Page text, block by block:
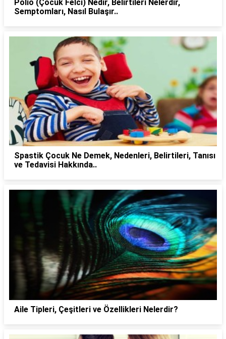
Polio (Çocuk Felci) Nedir, Belirtileri Nelerdir,
Semptomları, Nasıl Bulaşır..
Spastik Çocuk Ne Demek, Nedenleri, Belirtileri, Tanısı
ve Tedavisi Hakkında..
Aile Tipleri, Çeşitleri ve Özellikleri Nelerdir?